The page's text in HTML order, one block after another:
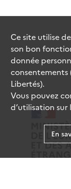
Ce site utilise
son bon
donnée
Libertés).
Vous pouvez
d’utilisation sur
En